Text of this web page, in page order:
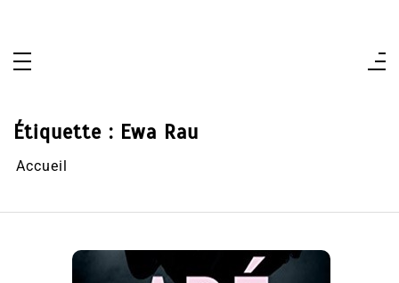
Étiquette : Ewa Rau
Accueil